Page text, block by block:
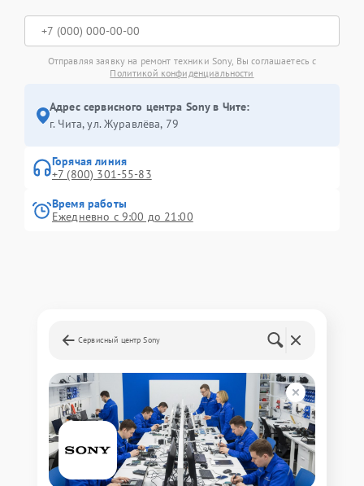
Отправляя заявку на ремонт техники Sony, Вы соглашаетесь с
Политикой конфиденциальности
Адрес сервисного центра Sony в Чите:
г. Чита, ул. Журавлёва, 79
Горячая линия
+7 (800) 301-55-83
Время работы
Ежедневно с 9:00 до 21:00
Сервисный центр Sony